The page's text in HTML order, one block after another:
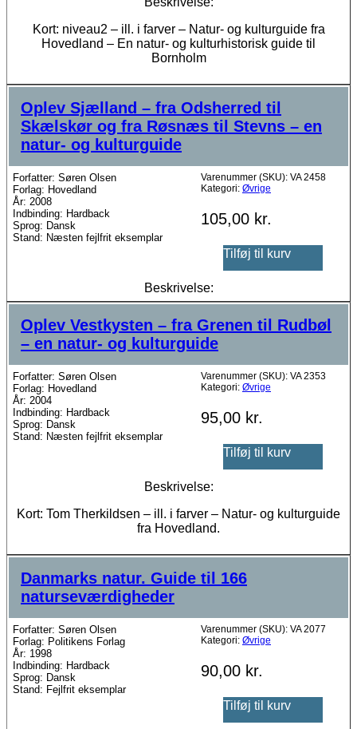
Kort: niveau2 – ill. i farver – Natur- og kulturguide fra
Hovedland – En natur- og kulturhistorisk guide til
Bornholm
Oplev Sjælland – fra Odsherred til
Skælskør og fra Røsnæs til Stevns – en
natur- og kulturguide
Forfatter: Søren Olsen
Forlag: Hovedland
År: 2008
Indbinding: Hardback
Sprog: Dansk
Stand: Næsten fejlfrit eksemplar
Varenummer (SKU): VA 2458
Kategori: Øvrige
105,00 kr.
Tilføj til kurv
Beskrivelse:
Oplev Vestkysten – fra Grenen til Rudbøl
– en natur- og kulturguide
Forfatter: Søren Olsen
Forlag: Hovedland
År: 2004
Indbinding: Hardback
Sprog: Dansk
Stand: Næsten fejlfrit eksemplar
Varenummer (SKU): VA 2353
Kategori: Øvrige
95,00 kr.
Tilføj til kurv
Beskrivelse:
Kort: Tom Therkildsen – ill. i farver – Natur- og kulturguide
fra Hovedland.
Danmarks natur. Guide til 166
naturseværdigheder
Forfatter: Søren Olsen
Forlag: Politikens Forlag
År: 1998
Indbinding: Hardback
Sprog: Dansk
Stand: Fejlfrit eksemplar
Varenummer (SKU): VA 2077
Kategori: Øvrige
90,00 kr.
Tilføj til kurv